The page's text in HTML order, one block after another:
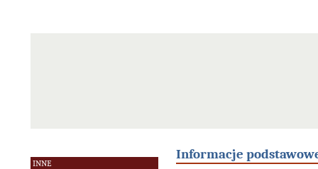
INNE
Informacje